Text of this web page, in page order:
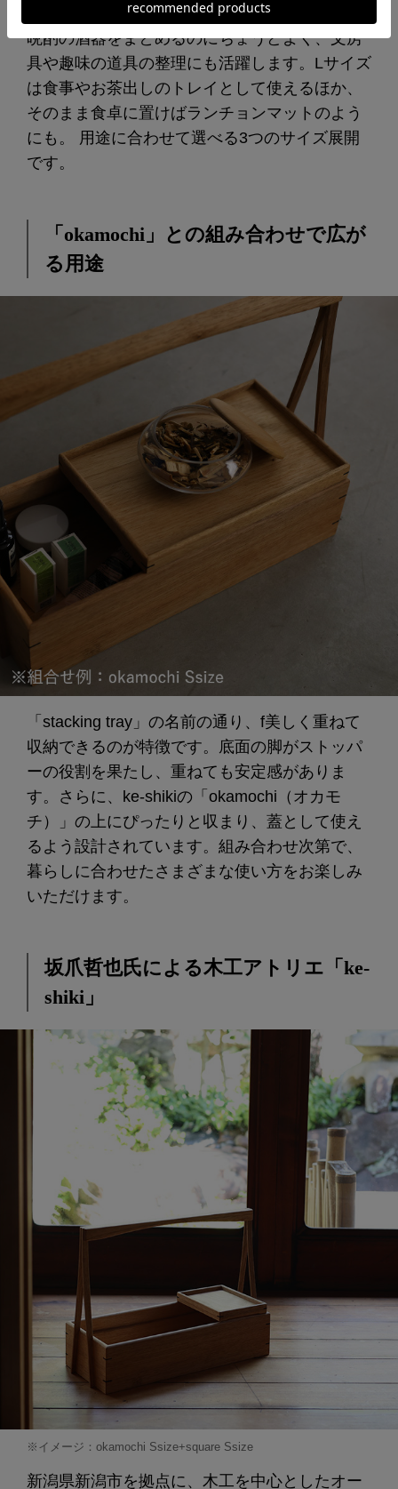
物置きに。Mサイズは一人分のお茶のセットや
晩酌の酒器をまとめるのにちょうどよく、文房
具や趣味の道具の整理にも活躍します。Lサイズ
は食事やお茶出しのトレイとして使えるほか、
そのまま食卓に置けばランチョンマットのよう
にも。 用途に合わせて選べる3つのサイズ展開
です。
「okamochi」との組み合わせで広が
る用途
「stacking tray」の名前の通り、f美しく重ねて
収納できるのが特徴です。底面の脚がストッパ
ーの役割を果たし、重ねても安定感がありま
す。さらに、ke-shikiの「okamochi（オカモ
チ）」の上にぴったりと収まり、蓋として使え
るよう設計されています。組み合わせ次第で、
暮らしに合わせたさまざまな使い方をお楽しみ
いただけます。
坂爪哲也氏による木工アトリエ「ke-
shiki」
※イメージ：okamochi Ssize+square Ssize
新潟県新潟市を拠点に、木工を中心としたオー